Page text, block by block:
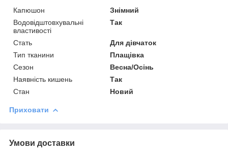
Капюшон
Знімний
Водовідштовхувальні
властивості
Так
Стать
Для дівчаток
Тип тканини
Плащівка
Сезон
Весна/Осінь
Наявність кишень
Так
Стан
Новий
Приховати
Умови доставки